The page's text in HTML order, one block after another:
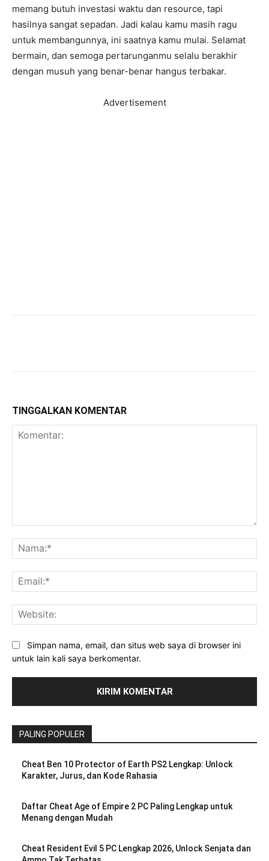
memang butuh investasi waktu dan resource, tapi
hasilnya sangat sepadan. Jadi kalau kamu masih ragu
untuk membangunnya, ini saatnya kamu mulai. Selamat
bermain, dan semoga pertarunganmu selalu berakhir
dengan musuh yang benar-benar hangus terbakar.
Advertisement
TINGGALKAN KOMENTAR
Simpan nama, email, dan situs web saya di browser ini
untuk lain kali saya berkomentar.
PALING POPULER
Cheat Ben 10 Protector of Earth PS2 Lengkap: Unlock
Karakter, Jurus, dan Kode Rahasia
Daftar Cheat Age of Empire 2 PC Paling Lengkap untuk
Menang dengan Mudah
Cheat Resident Evil 5 PC Lengkap 2026, Unlock Senjata dan